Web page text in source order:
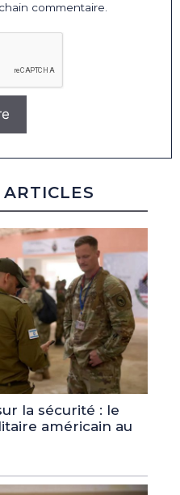
commentaire.
la sécurité : le
américain au